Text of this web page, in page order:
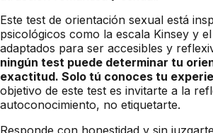
Este test de orientación sexual está
psicológicos como la escala Kinsey y
adaptados para ser accesibles y
ningún test puede determinar tu
exactitud. Solo tú conoces tu
objetivo de este test es invitarte a la
autoconocimiento, no etiquetarte.
Responde con honestidad y sin